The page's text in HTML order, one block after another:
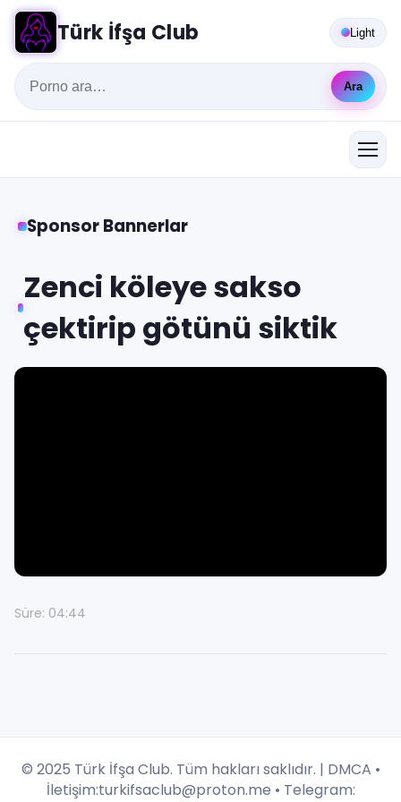
Türk İfşa Club
Ara
Light
Sponsor Bannerlar
Zenci köleye sakso
çektirip götünü siktik
Süre: 04:44
© 2025 Türk İfşa Club. Tüm hakları saklıdır. | DMCA •
İletişim:turkifsaclub@proton.me • Telegram: